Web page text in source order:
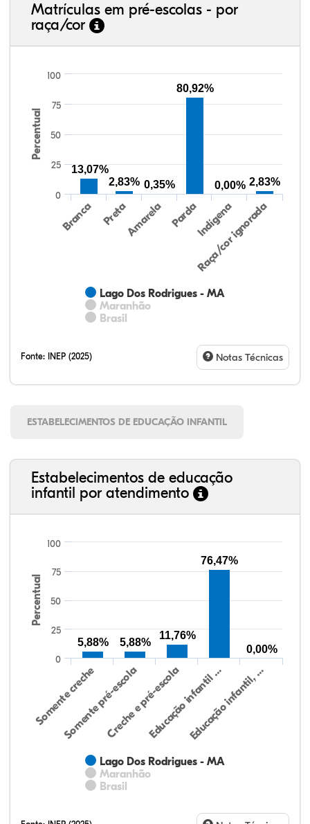
Matrículas em pré-escolas - por
raça/cor
Percentual
Lago Dos Rodrigues - MA
Maranhão
Brasil
Branca PretaAmarela PardaIndígena
Raça/cor ignorada
0
25
50
75
100
13,07%
2,83% 0,35%
80,92%
0,00% 2,83%
Fonte: INEP (2025) Notas Técnicas
ESTABELECIMENTOS DE EDUCAÇÃO INFANTIL
Estabelecimentos de educação
infantil por atendimento
Percentual
Lago Dos Rodrigues - MA
Maranhão
Brasil
Somente creche
Somente pré-escolaCreche e pré-escolaEducação infantil …
Educação infantil, …
0
100
25
50
75
5,88% 5,88%
11,76%
76,47%
0,00%